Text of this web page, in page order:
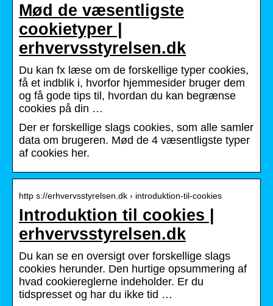
Mød de væsentligste
cookietyper |
erhvervsstyrelsen.dk
Du kan fx læse om de forskellige typer cookies,
få et indblik i, hvorfor hjemmesider bruger dem
og få gode tips til, hvordan du kan begrænse
cookies på din …
Der er forskellige slags cookies, som alle samler
data om brugeren. Mød de 4 væsentligste typer
af cookies her.
http s://erhvervsstyrelsen.dk › introduktion-til-cookies
Introduktion til cookies |
erhvervsstyrelsen.dk
Du kan se en oversigt over forskellige slags
cookies herunder. Den hurtige opsummering af
hvad cookiereglerne indeholder. Er du
tidspresset og har du ikke tid …